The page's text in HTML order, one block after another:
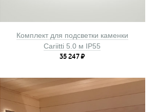
Комплект для подсветки каменки
Cariitti 5.0 м IP55
35 247₽